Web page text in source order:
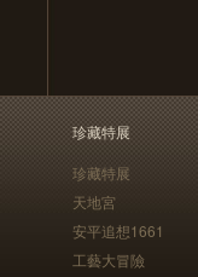
珍藏特展
珍藏特展
天地宮
安平追想1661
工藝大冒險